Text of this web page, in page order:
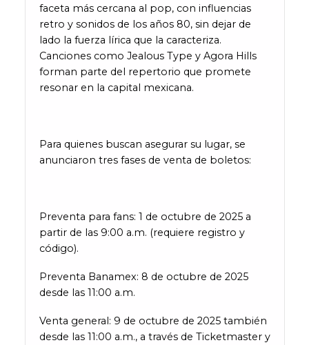
faceta más cercana al pop, con influencias
retro y sonidos de los años 80, sin dejar de
lado la fuerza lírica que la caracteriza.
Canciones como Jealous Type y Agora Hills
forman parte del repertorio que promete
resonar en la capital mexicana.
Para quienes buscan asegurar su lugar, se
anunciaron tres fases de venta de boletos:
Preventa para fans: 1 de octubre de 2025 a
partir de las 9:00 a.m. (requiere registro y
código).
Preventa Banamex: 8 de octubre de 2025
desde las 11:00 a.m.
Venta general: 9 de octubre de 2025 también
desde las 11:00 a.m., a través de Ticketmaster y